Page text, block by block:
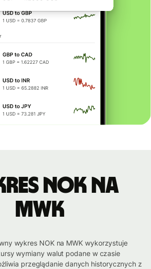
NOK na
MWK
wykres NOK na MWK wykorzystuje
wymiany walut podane w czasie
przeglądanie danych historycznych z